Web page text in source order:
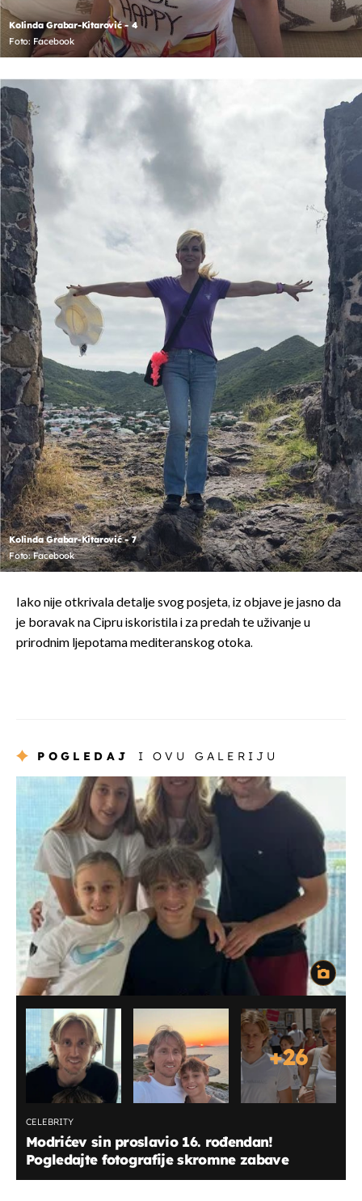
Kolinda Grabar-Kitarović - 4
Foto: Facebook
Kolinda Grabar-Kitarović - 7
Foto: Facebook
Iako nije otkrivala detalje svog posjeta, iz objave je jasno da
je boravak na Cipru iskoristila i za predah te uživanje u
prirodnim ljepotama mediteranskog otoka.
POGLEDAJ I OVU GALERIJU
+26
CELEBRITY
Modrićev sin proslavio 16. rođendan!
Pogledajte fotografije skromne zabave